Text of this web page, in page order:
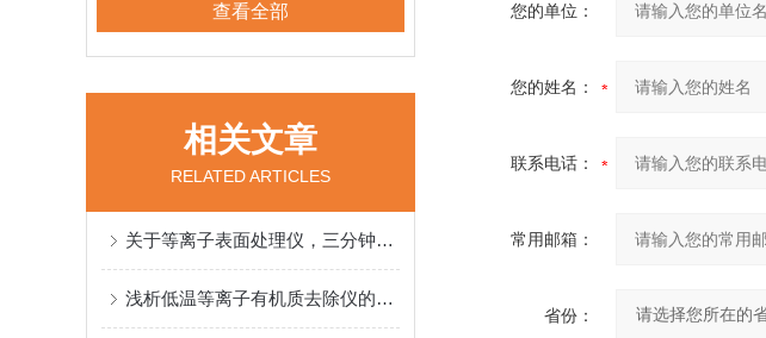
查看全部
相关文章
RELATED ARTICLES
关于等离子表面处理仪，三分钟您就懂
浅析低温等离子有机质去除仪的有机质去除过程
您的单位：
您的姓名：
联系电话：
常用邮箱：
省份：